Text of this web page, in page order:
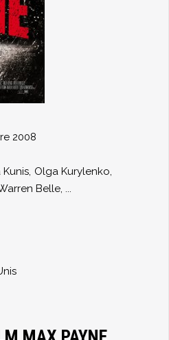
2008
Kunis, Olga Kurylenko,
Belle, ...